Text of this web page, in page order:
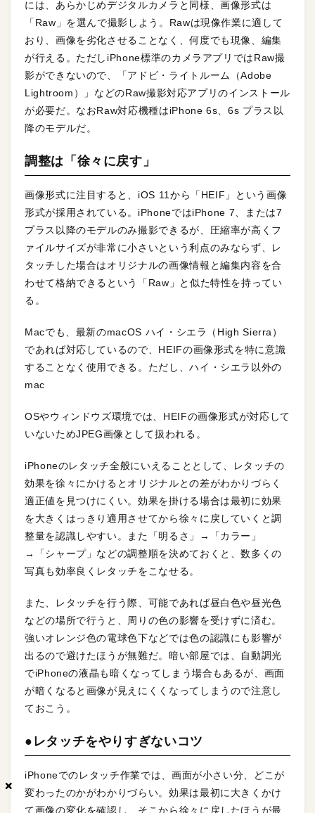
×
×
×
には、あらかじめデジタルカメラと同様、画像形式は
「Raw」を選んで撮影しよう。Rawは現像作業に適して
おり、画像を劣化させることなく、何度でも現像、編集
が行える。ただしiPhone標準のカメラアプリではRaw撮
影ができないので、「アドビ・ライトルーム（Adobe
Lightroom）」などのRaw撮影対応アプリのインストール
が必要だ。なおRaw対応機種はiPhone 6s、6s プラス以
降のモデルだ。
調整は「徐々に戻す」
画像形式に注目すると、iOS 11から「HEIF」という画像
形式が採用されている。iPhoneではiPhone 7、または7
プラス以降のモデルのみ撮影できるが、圧縮率が高くフ
ァイルサイズが非常に小さいという利点のみならず、レ
タッチした場合はオリジナルの画像情報と編集内容を合
わせて格納できるという「Raw」と似た特性を持ってい
る。
Macでも、最新のmacOS ハイ・シエラ（High Sierra）
であれば対応しているので、HEIFの画像形式を特に意識
することなく使用できる。ただし、ハイ・シエラ以外の
mac
OSやウィンドウズ環境では、HEIFの画像形式が対応して
いないためJPEG画像として扱われる。
iPhoneのレタッチ全般にいえることとして、レタッチの
効果を徐々にかけるとオリジナルとの差がわかりづらく
適正値を見つけにくい。効果を掛ける場合は最初に効果
を大きくはっきり適用させてから徐々に戻していくと調
整量を認識しやすい。また「明るさ」→「カラー」
→「シャープ」などの調整順を決めておくと、数多くの
写真も効率良くレタッチをこなせる。
また、レタッチを行う際、可能であれば昼白色や昼光色
などの場所で行うと、周りの色の影響を受けずに済む。
強いオレンジ色の電球色下などでは色の認識にも影響が
出るので避けたほうが無難だ。暗い部屋では、自動調光
でiPhoneの液晶も暗くなってしまう場合もあるが、画面
が暗くなると画像が見えにくくなってしまうので注意し
ておこう。
●レタッチをやりすぎないコツ
iPhoneでのレタッチ作業では、画面が小さい分、どこが
変わったのかがわかりづらい。効果は最初に大きくかけ
て画像の変化を確認し、そこから徐々に戻したほうが最